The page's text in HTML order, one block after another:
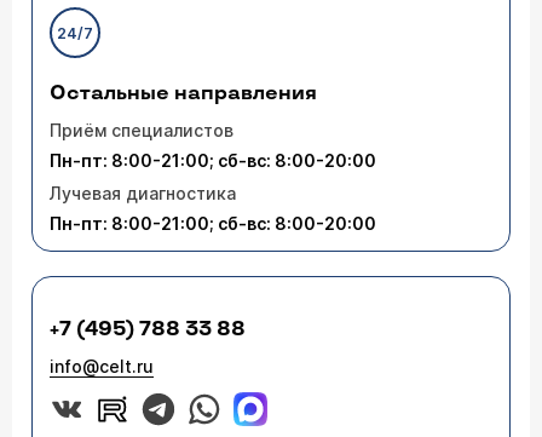
24/7
Остальные направления
Приём специалистов
Пн-пт: 8:00-21:00; сб-вс: 8:00-20:00
Лучевая диагностика
Пн-пт: 8:00-21:00; сб-вс: 8:00-20:00
+7 (495) 788 33 88
info@celt.ru